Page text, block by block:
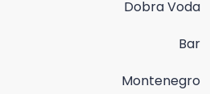
Dobra Voda
Bar
Montenegro